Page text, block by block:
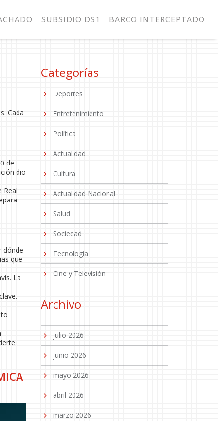
SUBSIDIO DS1 BARCO INTERCEPTADO
Cada
de
dio
Real
dónde
que
La
Categorías
Deportes
Entretenimiento
Política
Actualidad
Cultura
Actualidad Nacional
Salud
Sociedad
Tecnología
Cine y Televisión
Archivo
julio 2026
junio 2026
mayo 2026
abril 2026
marzo 2026